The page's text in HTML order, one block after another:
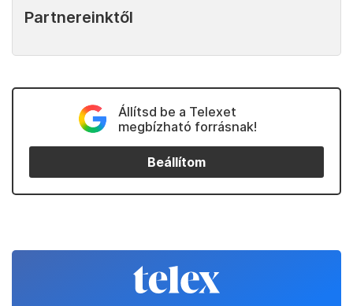
Partnereinktől
Állítsd be a Telexet
megbízható forrásnak!
Beállítom